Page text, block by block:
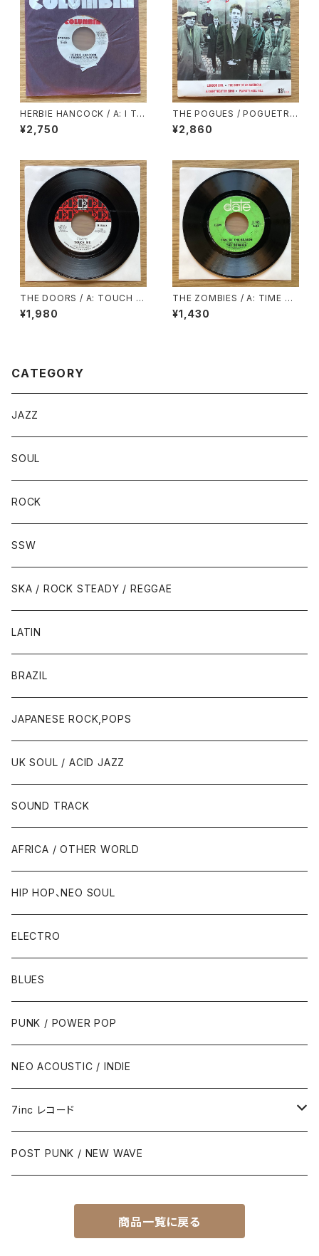
HERBIE HANCOCK / A: I TH
OUGHT IT WAS YOU (STER
EO) / B: I THOUGHT IT WA
¥2,750
THE POGUES / POGUETRY
IN MOTION
¥2,860
THE DOORS / A: TOUCH M
E / B: WILD CHILD
¥1,980
THE ZOMBIES / A: TIME OF
THE SEASON / B: FRIENDS
OF MINE
¥1,430
CATEGORY
JAZZ
SOUL
ROCK
SSW
SKA / ROCK STEADY / REGGAE
LATIN
BRAZIL
JAPANESE ROCK,POPS
UK SOUL / ACID JAZZ
SOUND TRACK
AFRICA / OTHER WORLD
HIP HOP、NEO SOUL
ELECTRO
BLUES
PUNK / POWER POP
NEO ACOUSTIC / INDIE
7inc レコード
PUNK / 2TONE
SKA / ROCK STEADY / REGGAE
POST PUNK / NEW WAVE
商品一覧に戻る